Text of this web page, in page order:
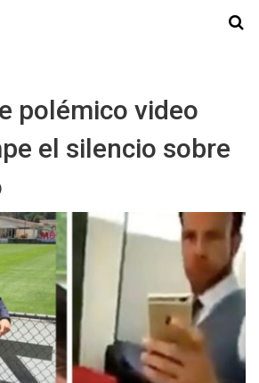
polémico video
el silencio sobre